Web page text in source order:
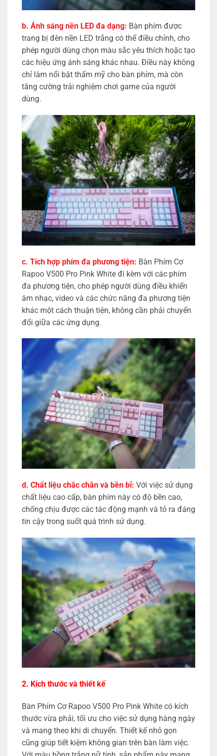
b. Ánh sáng nền LED đa dạng: Bàn phím được
trang bị đèn nền LED trắng có thể điều chỉnh, cho
phép người dùng chọn màu sắc yêu thích hoặc tạo
các hiệu ứng ánh sáng khác nhau. Điều này không
chỉ làm nổi bật thẩm mỹ cho bàn phím, mà còn
tăng cường trải nghiệm chơi game của người
dùng.
c. Tích hợp phím đa phương tiện: Bàn Phím Cơ
Rapoo V500 Pro Pink White đi kèm với các phím
đa phương tiện, cho phép người dùng điều khiển
âm nhạc, video và các chức năng đa phương tiện
khác một cách thuận tiện, không cần phải chuyển
đổi giữa các ứng dụng.
d. Chất liệu chắc chắn và bền bỉ: Với việc sử dụng
chất liệu cao cấp, bàn phím này có độ bền cao,
chống chịu được các tác động mạnh và tỏ ra đáng
tin cậy trong suốt quá trình sử dụng.
2. Kích thước và thiết kế
Bàn Phím Cơ Rapoo V500 Pro Pink White có kích
thước vừa phải, tối ưu cho việc sử dụng hàng ngày
và mang theo khi di chuyển. Thiết kế nhỏ gọn
cũng giúp tiết kiệm không gian trên bàn làm việc.